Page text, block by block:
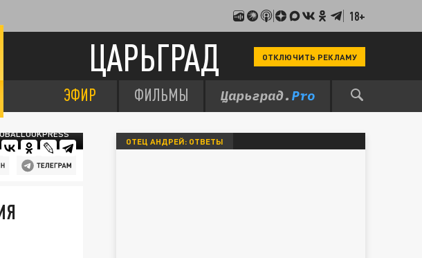
18+
ЦАРЬГРАД ОТКЛЮЧИТЬ РЕКЛАМУ
ЭФИР ФИЛЬМЫ
ОТЕЦ АНДРЕЙ: ОТВЕТЫ